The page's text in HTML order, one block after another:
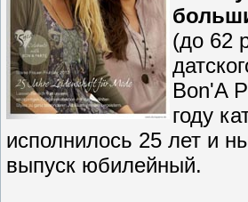
(до 62
Bon'A
году
исполнилось 25 лет и
выпуск юбилейный.